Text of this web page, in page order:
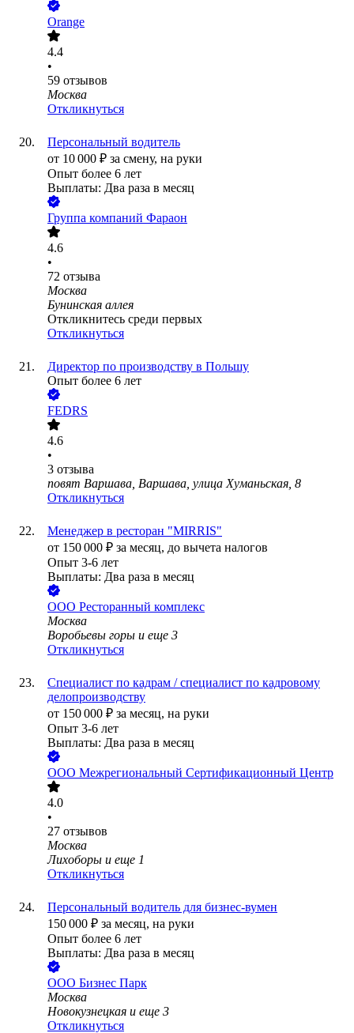
Orange
4.4
•
59 отзывов
Москва
Откликнуться
Персональный водитель
от 10 000 ₽ за смену, на руки
Опыт более 6 лет
Выплаты: Два раза в месяц
Группа компаний Фараон
4.6
•
72 отзыва
Москва
Бунинская аллея
Откликнитесь среди первых
Откликнуться
Директор по производству в Польшу
Опыт более 6 лет
FEDRS
4.6
•
3 отзыва
повят Варшава, Варшава, улица Хуманьская, 8
Откликнуться
Менеджер в ресторан "MIRRIS"
от 150 000 ₽ за месяц, до вычета налогов
Опыт 3-6 лет
Выплаты: Два раза в месяц
ООО Ресторанный комплекс
Москва
Воробьевы горы и еще 3
Откликнуться
Специалист по кадрам / специалист по кадровому
делопроизводству
от 150 000 ₽ за месяц, на руки
Опыт 3-6 лет
Выплаты: Два раза в месяц
ООО Межрегиональный Сертификационный Центр
4.0
•
27 отзывов
Москва
Лихоборы и еще 1
Откликнуться
Персональный водитель для бизнес-вумен
150 000 ₽ за месяц, на руки
Опыт более 6 лет
Выплаты: Два раза в месяц
ООО Бизнес Парк
Москва
Новокузнецкая и еще 3
Откликнуться